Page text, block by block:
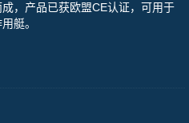
，产品已获欧盟CE认证，可用于
艇。